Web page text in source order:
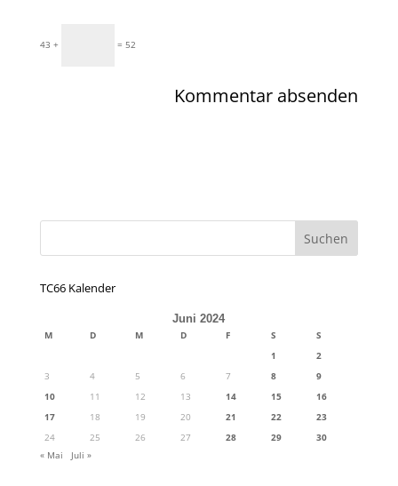
43 + = 52
TC66 Kalender
Juni 2024
M D M D F S
S
1
2
3
4 5 6 7 8
9
10
11 12 13 14 15
16
17
18 19 20 21 22
23
24
25 26 27 28 29
30
« Mai
Juli »